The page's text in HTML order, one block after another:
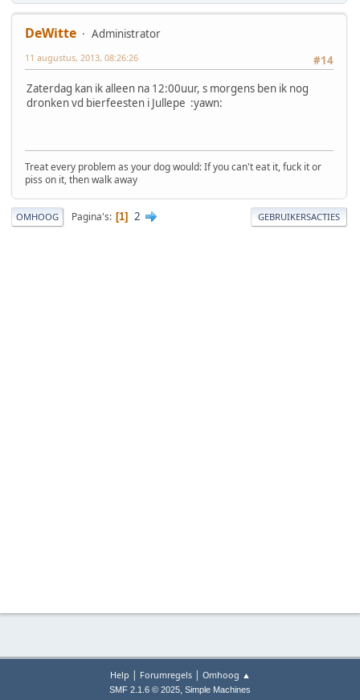
DeWitte
Administrator
#14
11 augustus, 2013, 08:26:26
Zaterdag kan ik alleen na 12:00uur, s morgens ben ik nog
dronken vd bierfeesten i Jullepe :yawn:
Treat every problem as your dog would: If you can't eat it, fuck it or
piss on it, then walk away
OMHOOG Pagina's 1 2 GEBRUIKERSACTIES
Help | Forumregels| Omhoog ▲
SMF 2.1.6 © 2025, Simple Machines